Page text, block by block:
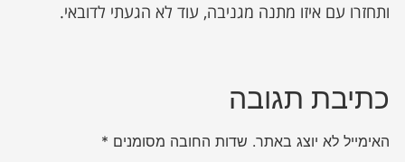
ותחזרו עם איזו מתנה מגניבה, עוד לא הגעתי לדובאי.
כתיבת תגובה
האימייל לא יוצג באתר. שדות החובה מסומנים *